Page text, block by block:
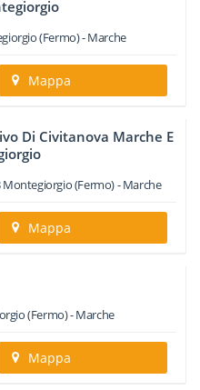
(Fermo) -Marche
Mappa
Di Civitanova Marche E
Montegiorgio(Fermo) -Marche
Mappa
(Fermo) -Marche
Mappa